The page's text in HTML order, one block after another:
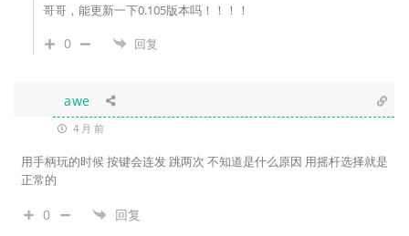
哥哥，能更新一下0.105版本吗！！！！
0 回复
awe
4 月 前
用手柄玩的时候 按键会连发 跳两次 不知道是什么原因 用摇杆选择就是
正常的
0 回复